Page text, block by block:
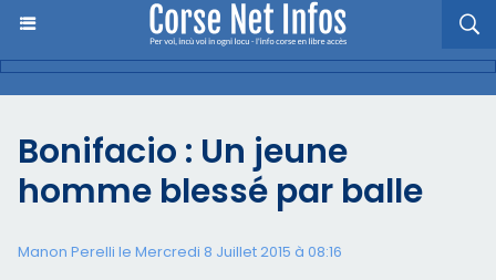
Bonifacio : Un jeune
homme blessé par balle
Manon Perelli le Mercredi 8 Juillet 2015 à 08:16